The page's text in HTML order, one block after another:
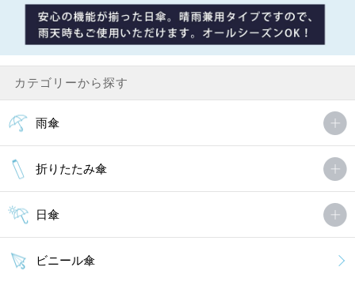
カテゴリーから探す
雨傘
折りたたみ傘
日傘
ビニール傘